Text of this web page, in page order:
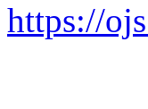
https://